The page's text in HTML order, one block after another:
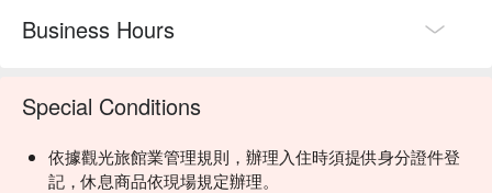
Business Hours
Special Conditions
依據觀光旅館業管理規則，辦理入住時須提供身分證件登
記，休息商品依現場規定辦理。